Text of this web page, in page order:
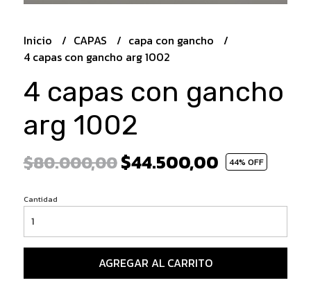
Inicio CAPAS
capa con gancho
4 capas con gancho arg 1002
4 capas con gancho
arg 1002
$80.000,00$44.500,00 44% OFF
Cantidad
AGREGAR AL CARRITO